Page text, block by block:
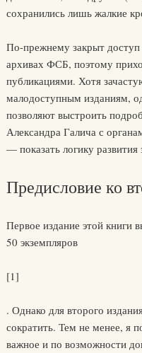
сохранились лишь жалкие
По-прежнему закрыт
архивах ФСБ, поэтому
публикациями. Хотя
малодоступным изданиям,
позволяют выстроить
Александра Галича с
— показать логику
Предисловие ко
Первое издание этой книги
50 экземпляров
[1]
. Однако для второго
сократить. Тем не менее, я
важное и по возможности